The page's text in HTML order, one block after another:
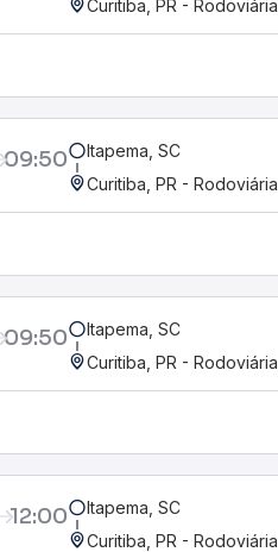
Curitiba, PR - Rodoviária
09:50
Itapema, SC
Curitiba, PR - Rodoviária
09:50
Itapema, SC
Curitiba, PR - Rodoviária
12:00
Itapema, SC
Curitiba, PR - Rodoviária